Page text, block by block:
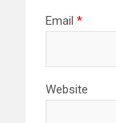
Email *
Website